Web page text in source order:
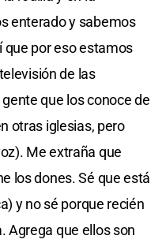
enterado y sabemos
que por eso estamos
de las
que los conoce de
otras iglesias, pero
Me extraña que
los dones. Sé que está
y no sé porque recién
Agrega que ellos son